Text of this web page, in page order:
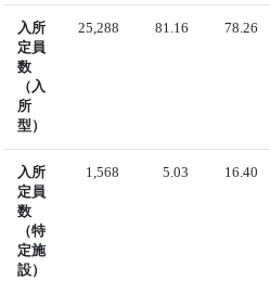
入所
定員
数
（入
所
型）
25,288 81.16 78.26
入所
定員
数
（特
定施
設）
1,568 5.03 16.40